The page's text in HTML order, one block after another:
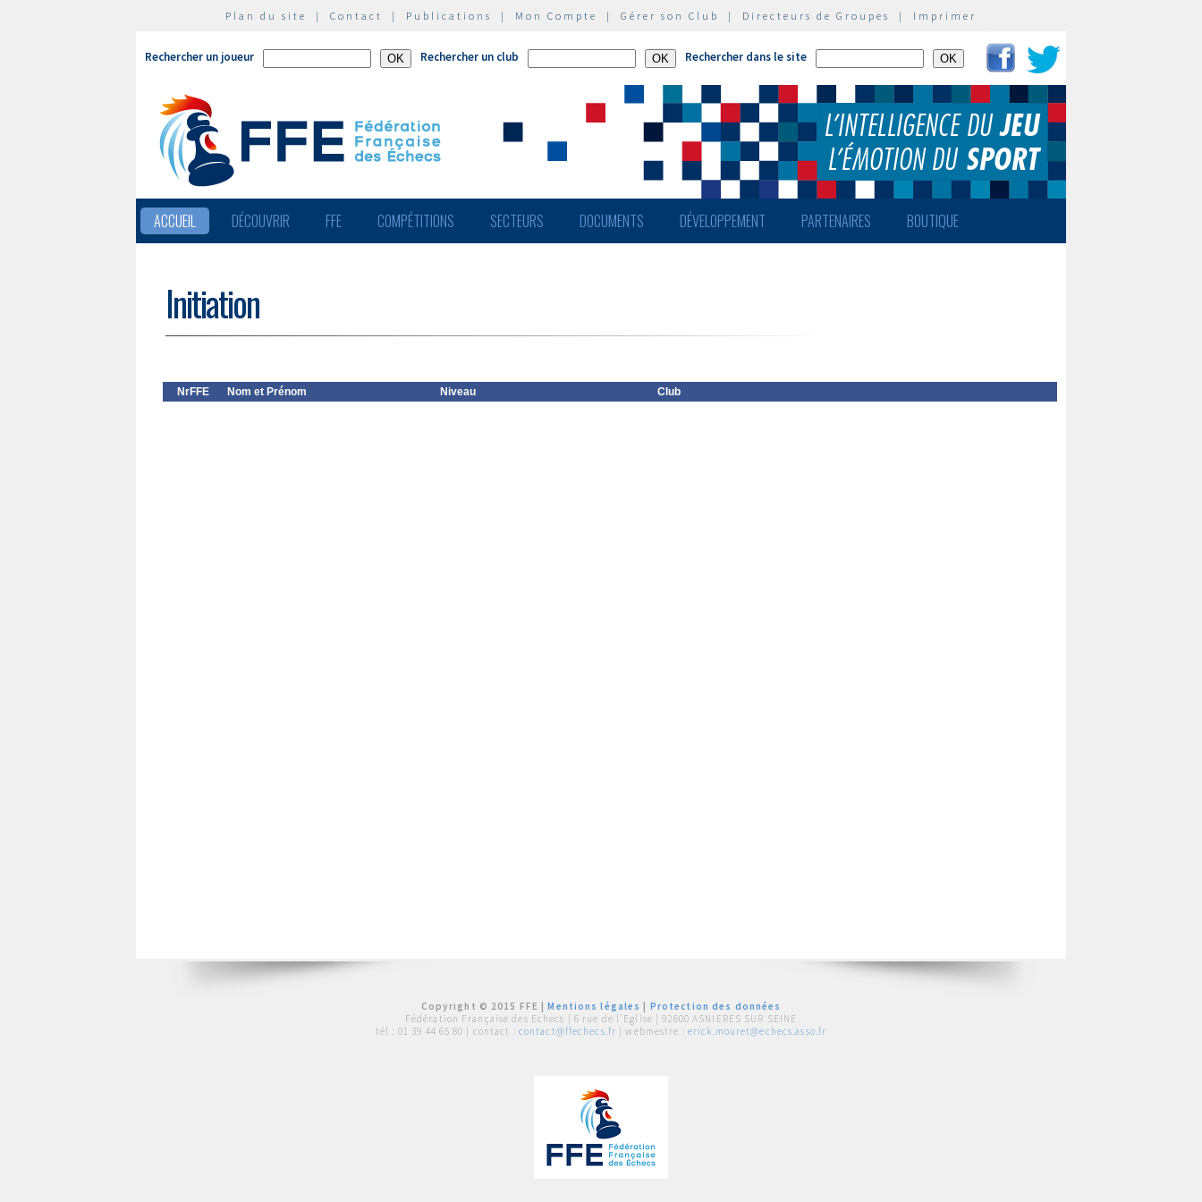
Plan du site | Contact | Publications | Mon Compte | Gérer son Club | Directeurs de Groupes | Imprimer
Rechercher un joueur Rechercher un club Rechercher dans le site
ACCUEIL DÉCOUVRIR FFE COMPÉTITIONS SECTEURS DOCUMENTS DÉVELOPPEMENT PARTENAIRES BOUTIQUE
Initiation
NrFFE Nom et Prénom Niveau Club
Copyright © 2015 FFE |Mentions légales
Protection des données
Fédération Française des Echecs | 6 rue de l'Eglise | 92600 ASNIERES SUR SEINE
tél : 01 39 44 65 80 | contact : contact@ffechecs.fr | webmestre : erick.mouret@echecs.asso.fr